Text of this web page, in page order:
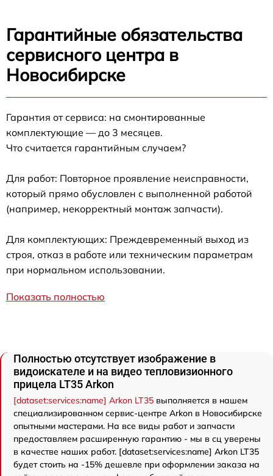
Гарантийные обязательства
сервисного центра в
Новосибирске
Гарантия от сервиса: на смонтированные
комплектующие — до 3 месяцев.
Что считается гарантийным случаем?
Для работ: Повторное проявление неисправности,
который прямо обусловлен с выполненной работой
(например, некорректный монтаж запчасти).
Для комплектующих: Преждевременный выход из
строя, отказ в работе или техническим параметрам
при нормальном использовании.
Показать полностью
Полностью отсутствует изображение в
видоискателе и на видео тепловизионного
прицела LT35 Arkon
[dataset:services:name] Arkon LT35 выполняется в нашем
специализированном сервис-центре Arkon в Новосибирске
опытными мастерами. На все виды работ и запчасти
предоставляем расширенную гарантию - мы в сц уверены
в качестве наших работ. [dataset:services:name] Arkon LT35
будет стоить на -15% дешевле при оформлении заказа на